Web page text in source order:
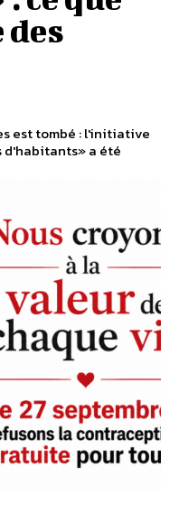
est tombé : l'initiative
d'habitants» a été